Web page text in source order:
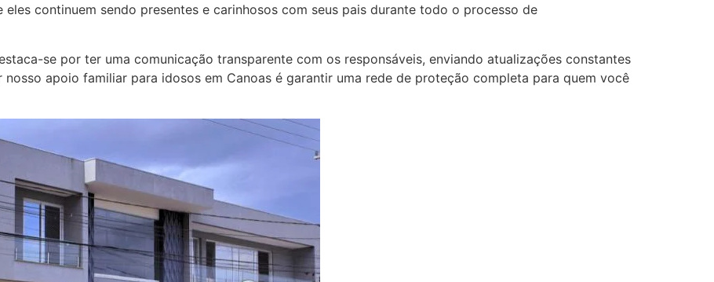
continuem sendo presentes e carinhosos com seus pais durante todo o processo de
se por ter uma comunicação transparente com os responsáveis, enviando atualizações constantes
apoio familiar para idosos em Canoas é garantir uma rede de proteção completa para quem você